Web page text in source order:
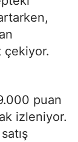
çekiyor.
puan
izleniyor.